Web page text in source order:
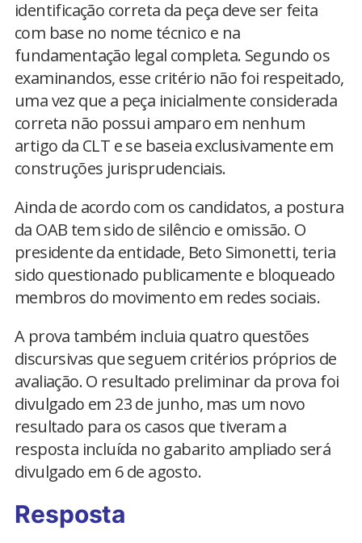
identificação correta da peça deve ser feita
com base no nome técnico e na
fundamentação legal completa. Segundo os
examinandos, esse critério não foi respeitado,
uma vez que a peça inicialmente considerada
correta não possui amparo em nenhum
artigo da CLT e se baseia exclusivamente em
construções jurisprudenciais.
Ainda de acordo com os candidatos, a postura
da OAB tem sido de silêncio e omissão. O
presidente da entidade, Beto Simonetti, teria
sido questionado publicamente e bloqueado
membros do movimento em redes sociais.
A prova também incluia quatro questões
discursivas que seguem critérios próprios de
avaliação. O resultado preliminar da prova foi
divulgado em 23 de junho, mas um novo
resultado para os casos que tiveram a
resposta incluída no gabarito ampliado será
divulgado em 6 de agosto.
Resposta